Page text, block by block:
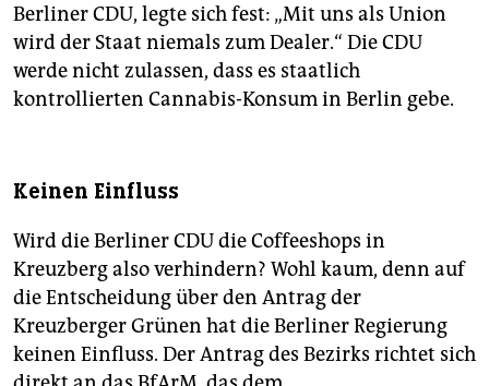
Berliner CDU, legte sich fest: „Mit uns als Union
wird der Staat niemals zum Dealer.“ Die CDU
werde nicht zulassen, dass es staatlich
kontrollierten Cannabis-Konsum in Berlin gebe.
Keinen Einfluss
Wird die Berliner CDU die Coffeeshops in
Kreuzberg also verhindern? Wohl kaum, denn auf
die Entscheidung über den Antrag der
Kreuzberger Grünen hat die Berliner Regierung
keinen Einfluss. Der Antrag des Bezirks richtet sich